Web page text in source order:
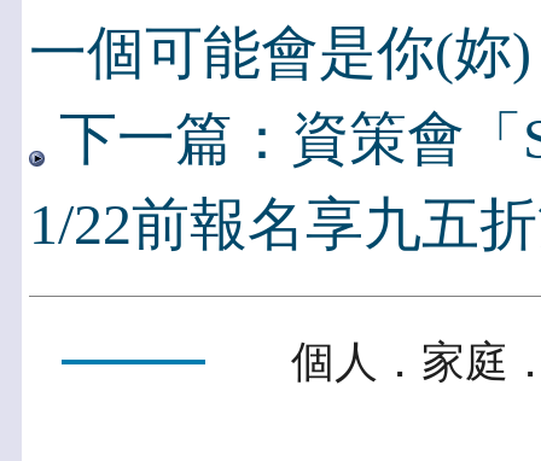
一個可能會是你(妳
下一篇：資策會「
1/22前報名享九五
個人．家庭